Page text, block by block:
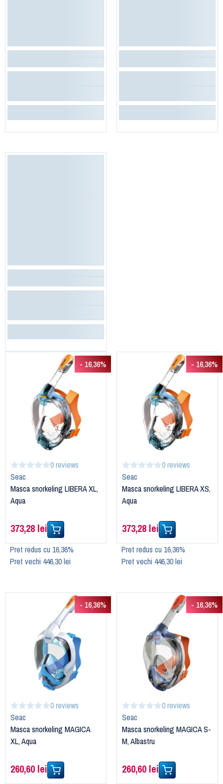
- 16,36%
0 reviews
Seac
Masca snorkeling LIBERA XL,
Aqua
373,28 lei
Pret redus cu 16,36%
Pret vechi 446,30 lei
- 16,36%
0 reviews
Seac
Masca snorkeling LIBERA XS,
Aqua
373,28 lei
Pret redus cu 16,36%
Pret vechi 446,30 lei
- 16,36%
0 reviews
Seac
Masca snorkeling MAGICA
XL, Aqua
260,60 lei
- 16,36%
0 reviews
Seac
Masca snorkeling MAGICA S-
M, Albastru
260,60 lei